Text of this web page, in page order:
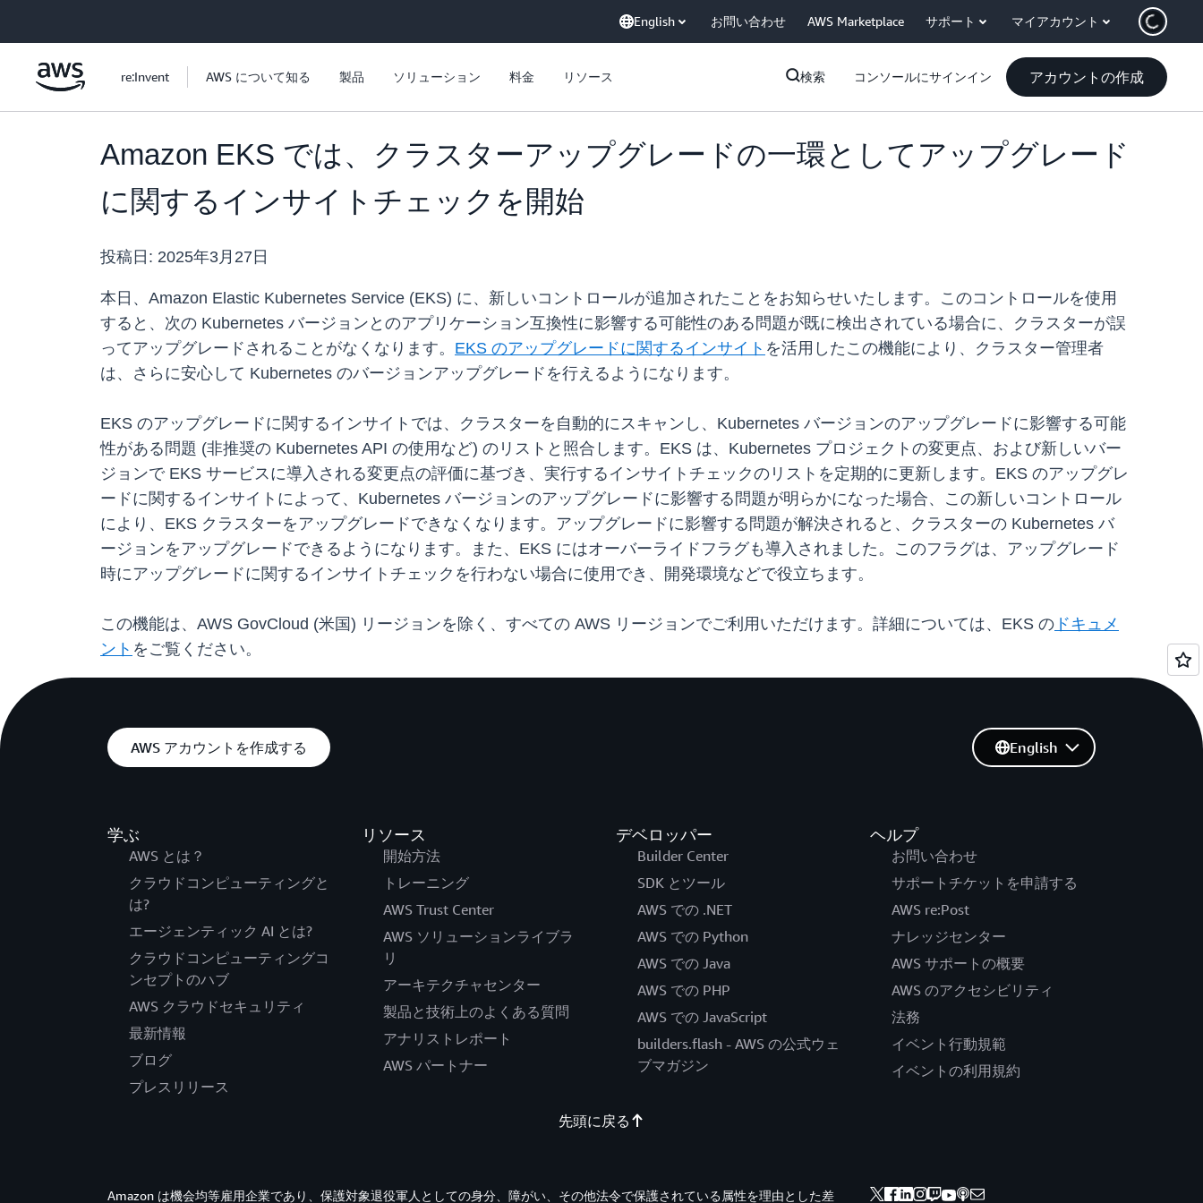
English お問い合わせ AWS Marketplace サポート マイアカウント
re:Invent AWS について知る 製品 ソリューション 料金 リソース 検索 コンソールにサインイン アカウントの作成
Amazon EKS では、クラスターアップグレードの一環としてアップグレード
に関するインサイトチェックを開始
投稿日: 2025年3月27日
本日、Amazon Elastic Kubernetes Service (EKS) に、新しいコントロールが追加されたことをお知らせいたします。このコントロールを使用
すると、次の Kubernetes バージョンとのアプリケーション互換性に影響する可能性のある問題が既に検出されている場合に、クラスターが誤
ってアップグレードされることがなくなります。 EKS のアップグレードに関するインサイト を活用したこの機能により、クラスター管理者
は、さらに安心して Kubernetes のバージョンアップグレードを行えるようになります。
EKS のアップグレードに関するインサイトでは、クラスターを自動的にスキャンし、Kubernetes バージョンのアップグレードに影響する可能
性がある問題 (非推奨の Kubernetes API の使用など) のリストと照合します。EKS は、Kubernetes プロジェクトの変更点、および新しいバー
ジョンで EKS サービスに導入される変更点の評価に基づき、実行するインサイトチェックのリストを定期的に更新します。EKS のアップグレ
ードに関するインサイトによって、Kubernetes バージョンのアップグレードに影響する問題が明らかになった場合、この新しいコントロール
により、EKS クラスターをアップグレードできなくなります。アップグレードに影響する問題が解決されると、クラスターの Kubernetes バ
ージョンをアップグレードできるようになります。また、EKS にはオーバーライドフラグも導入されました。このフラグは、アップグレード
時にアップグレードに関するインサイトチェックを行わない場合に使用でき、開発環境などで役立ちます。
この機能は、AWS GovCloud (米国) リージョンを除く、すべての AWS リージョンでご利用いただけます。詳細については、EKS の ドキュメ
ント をご覧ください。
AWS アカウントを作成する
学ぶ
AWS とは？
クラウドコンピューティングと
は?
エージェンティック AI とは?
クラウドコンピューティングコ
ンセプトのハブ
AWS クラウドセキュリティ
最新情報
ブログ
プレスリリース
リソース
開始方法
トレーニング
AWS Trust Center
AWS ソリューションライブラ
リ
アーキテクチャセンター
製品と技術上のよくある質問
アナリストレポート
AWS パートナー
デベロッパー
Builder Center
SDK とツール
AWS での .NET
AWS での Python
AWS での Java
AWS での PHP
AWS での JavaScript
builders.flash - AWS の公式ウェ
ブマガジン
ヘルプ
お問い合わせ
サポートチケットを申請する
AWS re:Post
ナレッジセンター
AWS サポートの概要
AWS のアクセシビリティ
法務
イベント行動規範
イベントの利用規約
English
先頭に戻る
Amazon は機会均等雇用企業であり、保護対象退役軍人としての身分、障がい、その他法令で保護されている属性を理由とした差